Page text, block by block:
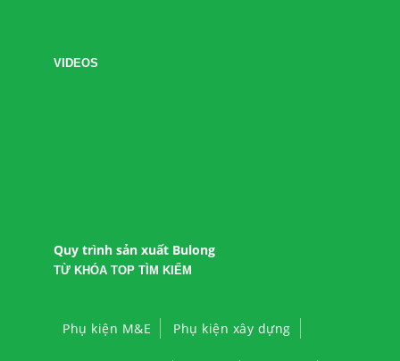
VIDEOS
Quy trình sản xuất Bulong
TỪ KHÓA TOP TÌM KIẾM
Phụ kiện M&E Phụ kiện xây dựng